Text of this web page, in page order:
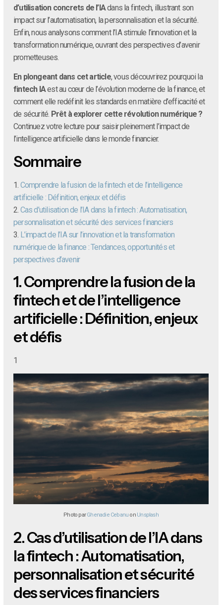
d’utilisation concrets de l’IAdans la fintech, illustrant son
impact sur l’automatisation, la personnalisation et la sécurité.
Enfin, nous analysons comment l’IA stimule l’innovation et la
transformation numérique, ouvrant des perspectives d’avenir
prometteuses.
En plongeant dans cet article, vous découvrirez pourquoi la
fintech IAest au cœur de l’évolution moderne de la finance, et
comment elle redéfinit les standards en matière d’efficacité et
de sécurité. Prêt à explorer cette révolution numérique ?
Continuez votre lecture pour saisir pleinement l’impact de
l’intelligence artificielle dans le monde financier.
Sommaire
1. Comprendre la fusion de la fintech et de l’intelligence
artificielle : Définition, enjeux et défis
2. Cas d’utilisation de l’IA dans la fintech : Automatisation,
personnalisation et sécurité des services financiers
3. L’impact de l’IA sur l’innovation et la transformation
numérique de la finance : Tendances, opportunités et
perspectives d’avenir
1.Comprendre la fusion de la
fintech et de l’intelligence
artificielle : Définition, enjeux
et défis
1
Photo parGhenadie Cebanu on Unsplash
2.Cas d’utilisation de l’IA dans
la fintech : Automatisation,
personnalisation et sécurité
des services financiers